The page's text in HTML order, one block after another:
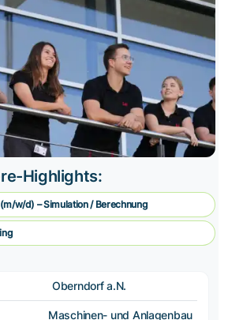
Highlights:
w/d) – Simulation / Berechnung
Oberndorf a.N.
Maschinen- und Anlagenbau